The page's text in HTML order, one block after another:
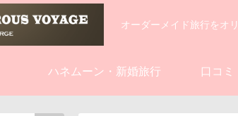
オーダーメイド旅行をオ
ハネムーン・新婚旅行 口コミ